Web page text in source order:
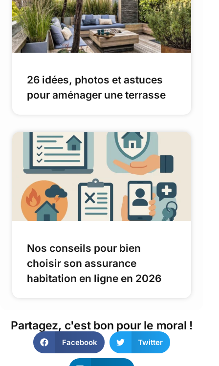
26 idées, photos et astuces
pour aménager une terrasse
Nos conseils pour bien
choisir son assurance
habitation en ligne en 2026
Partagez, c'est bon pour le moral !
Facebook Twitter